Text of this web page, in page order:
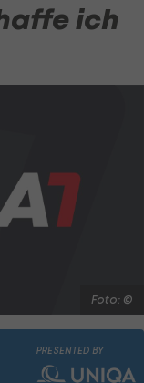
ich
Foto: ©
PRESENTED BY